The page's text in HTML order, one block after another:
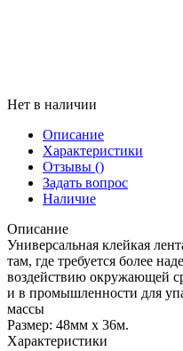
Нет в наличии
Описание
Характеристики
Отзывы ()
Задать вопрос
Наличие
Описание
Универсальная клейкая
там, где требуется более
воздействию окружающей
и в промышленности для
массы
Размер: 48мм х 36м.
Характеристики